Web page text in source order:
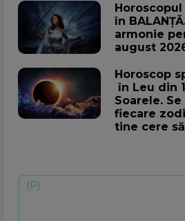
Horoscopul
în
armonie
august
Horoscop
în Leu din
Soarele.
fiecare
tine cere